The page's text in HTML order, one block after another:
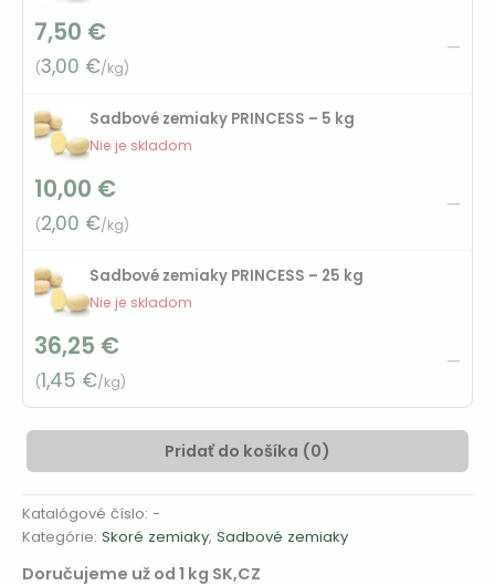
7,50 €
(3,00 €/kg)
—
Sadbové zemiaky PRINCESS – 5 kg
Nie je skladom
10,00 €
(2,00 €/kg)
—
Sadbové zemiaky PRINCESS – 25 kg
Nie je skladom
36,25 €
(1,45 €/kg)
—
Pridať do košíka (0)
Alternative:
Katalógové číslo: -
Kategórie: Skoré zemiaky, Sadbové zemiaky
Doručujeme už od 1 kg SK,CZ